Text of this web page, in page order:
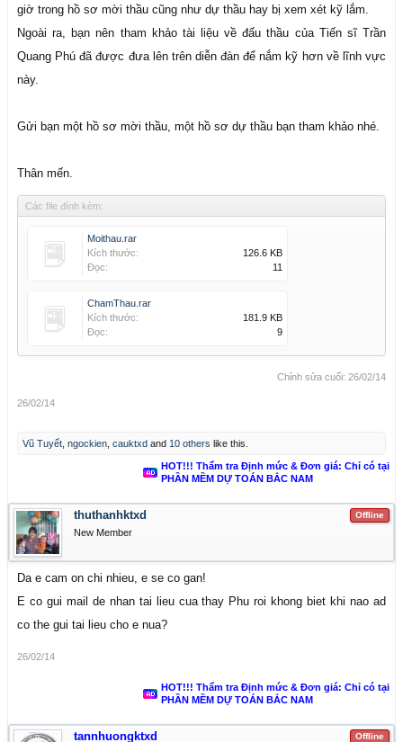
giờ trong hồ sơ mời thầu cũng như dự thầu hay bị xem xét kỹ lắm.
Ngoài ra, bạn nên tham khảo tài liệu về đấu thầu của Tiến sĩ Trần
Quang Phú đã được đưa lên trên diễn đàn để nắm kỹ hơn về lĩnh vực
này.
Gửi bạn một hồ sơ mời thầu, một hồ sơ dự thầu bạn tham khảo nhé.
Thân mến.
Các file đính kèm:
Moithau.rar
Kích thước:
126.6 KB
Đọc:
11
ChamThau.rar
Kích thước:
181.9 KB
Đọc:
9
Chỉnh sửa cuối: 26/02/14
26/02/14
Vũ Tuyết ngockien cauktxd and 10 others like this.
HOT!!! Thẩm tra Định mức & Đơn giá: Chỉ có tại
PHẦN MỀM DỰ TOÁN BẮC NAM
Offline
thuthanhktxd
New Member
Da e cam on chi nhieu, e se co gan!
E co gui mail de nhan tai lieu cua thay Phu roi khong biet khi nao ad
co the gui tai lieu cho e nua?
26/02/14
HOT!!! Thẩm tra Định mức & Đơn giá: Chỉ có tại
PHẦN MỀM DỰ TOÁN BẮC NAM
Offline
tannhuongktxd